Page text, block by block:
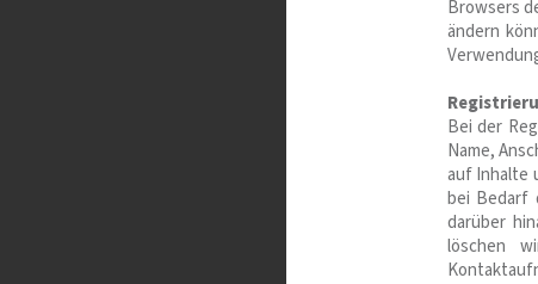
Browsers
ändern
Bei der
Name,
auf Inhalte
bei Bedarf
darüber
löschen